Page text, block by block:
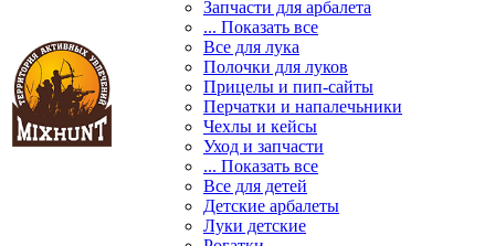
Запчасти для арбалета
... Показать все
Все для лука
Полочки для луков
Прицелы и пип-сайты
Перчатки и напалечьники
Чехлы и кейсы
Уход и запчасти
... Показать все
Все для детей
Детские арбалеты
Луки детские